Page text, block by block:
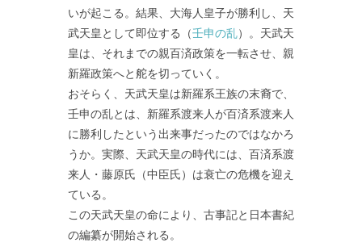
いが起こる。結果、大海人皇子が勝利し、天
武天皇として即位する（壬申の乱）。天武天
皇は、それまでの親百済政策を一転させ、親
新羅政策へと舵を切っていく。
おそらく、天武天皇は新羅系王族の末裔で、
壬申の乱とは、新羅系渡来人が百済系渡来人
に勝利したという出来事だったのではなかろ
うか。実際、天武天皇の時代には、百済系渡
来人・藤原氏（中臣氏）は衰亡の危機を迎え
ている。
この天武天皇の命により、古事記と日本書紀
の編纂が開始される。